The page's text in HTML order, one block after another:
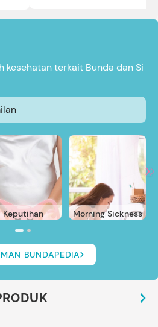
kesehatan terkait Bunda dan Si
Keputihan Morning Sickness
BUNDAPEDIA